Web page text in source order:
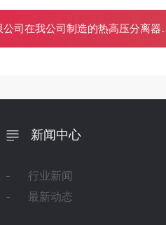
我公司制造的热高压分离器全部竣工并
新闻中心
行业新闻
最新动态